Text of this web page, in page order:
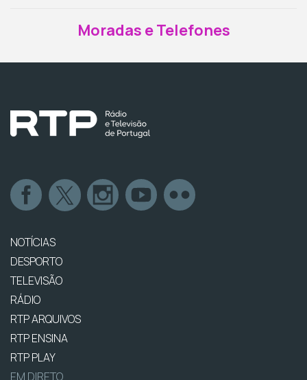
Moradas e Telefones
NOTÍCIAS
DESPORTO
TELEVISÃO
RÁDIO
RTP ARQUIVOS
RTP ENSINA
RTP PLAY
EM DIRETO